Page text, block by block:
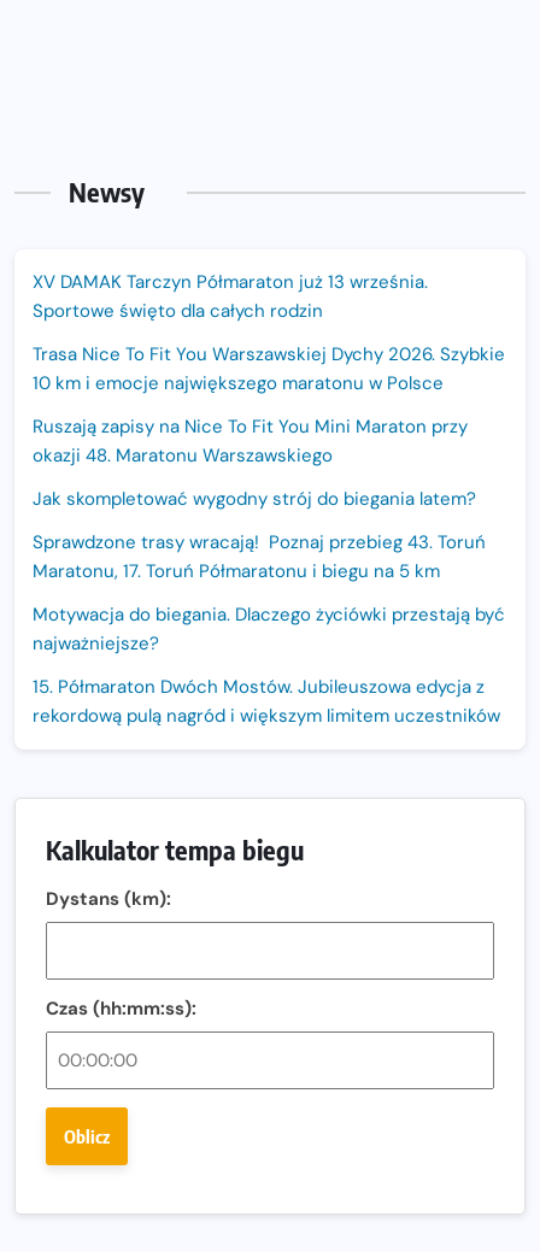
Newsy
XV DAMAK Tarczyn Półmaraton już 13 września.
Sportowe święto dla całych rodzin
Trasa Nice To Fit You Warszawskiej Dychy 2026. Szybkie
10 km i emocje największego maratonu w Polsce
Ruszają zapisy na Nice To Fit You Mini Maraton przy
okazji 48. Maratonu Warszawskiego
Jak skompletować wygodny strój do biegania latem?
Sprawdzone trasy wracają! Poznaj przebieg 43. Toruń
Maratonu, 17. Toruń Półmaratonu i biegu na 5 km
Motywacja do biegania. Dlaczego życiówki przestają być
najważniejsze?
15. Półmaraton Dwóch Mostów. Jubileuszowa edycja z
rekordową pulą nagród i większym limitem uczestników
Oficjalna koszulka LOTTO 25. Poznań Maratonu!
Amazfit Balance 3: Kompleksowe narzędzie dla biegacza
Regeneracja w bieganiu. Co warto o niej wiedzieć?
Ostatnie wolne miejsca na jubileuszowy Bieg
Fabrykanta. Organizatorzy odkrywają trasę dzień po
wybiera wyzwanie trzech największych maratonów w
Praska 5k Run gospodarzem Mistrzostw Polski
Kalkulator tempa biegu
Dystans (km):
Czas (hh:mm:ss):
Oblicz